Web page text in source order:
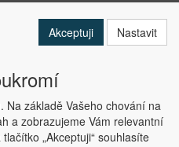
Akceptuji Nastavit
Na základě Vašeho chování na
a zobrazujeme Vám relevantní
„Akceptuji“ souhlasíte